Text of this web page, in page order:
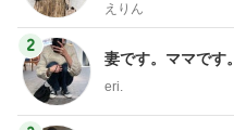
えりん
2
妻です。ママです
eri.